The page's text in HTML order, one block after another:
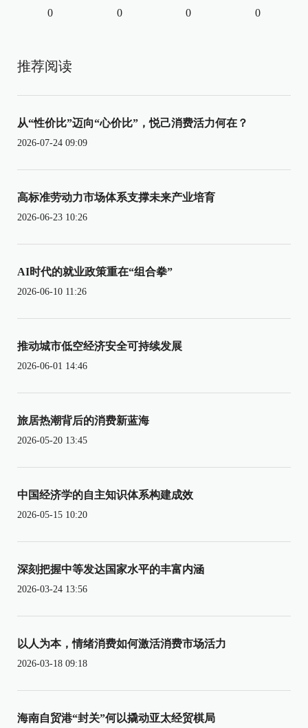
0 0 0 0
推荐阅读
从“性价比”迈向“心价比”，悦己消费活力何在？
2026-07-24 09:09
高标准劳动力市场体系支撑未来产业培育
2026-06-23 10:26
AI时代的就业政策重在“组合拳”
2026-06-10 11:26
推动城市低空经济安全可持续发展
2026-06-01 14:46
旅居热潮背后的消费新蓝海
2026-05-20 13:45
中国经济学的自主知识体系构建成效
2026-05-15 10:20
深刻把握中等发达国家水平的丰富内涵
2026-03-24 13:56
以人为本，情绪消费如何激活消费市场活力
2026-03-18 09:18
海南自贸港“封关”何以撬动亚太经贸棋局